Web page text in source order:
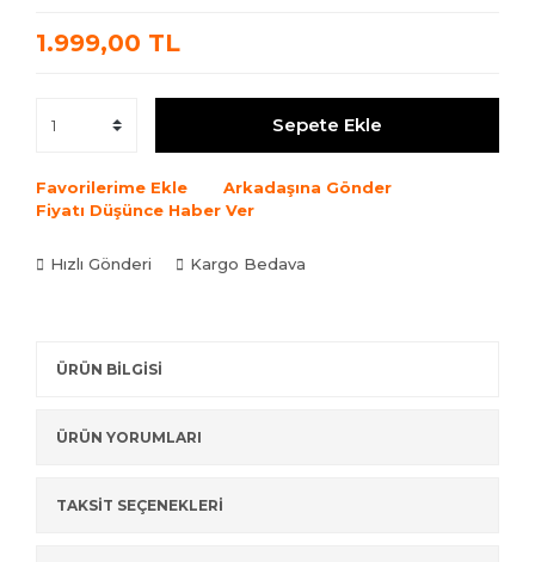
1.999,00 TL
Sepete Ekle
Favorilerime Ekle
Arkadaşına Gönder
Fiyatı Düşünce Haber Ver
Hızlı Gönderi Kargo Bedava
ÜRÜN BİLGİSİ
ÜRÜN YORUMLARI
TAKSİT SEÇENEKLERİ